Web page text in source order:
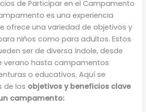
de Participar en el Campamento
es una experiencia
ofrece una variedad de objetivos y
niños como para adultos. Estos
ser de diversa índole, desde
verano hasta campamentos
o educativos. Aquí se
de los objetivos y beneficios clave
campamento: